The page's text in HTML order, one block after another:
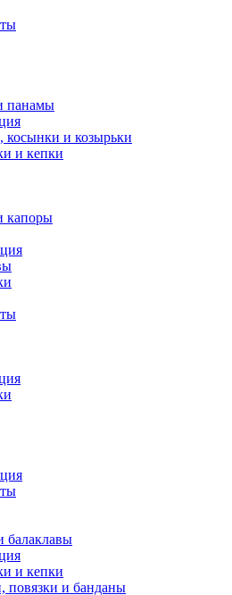
панамы
косынки и козырьки
и кепки
капоры
и кепки
повязки и банданы